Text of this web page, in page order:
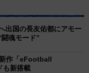
出国の長友佑都にアモー
魂モード”
作「eFootball
新搭載